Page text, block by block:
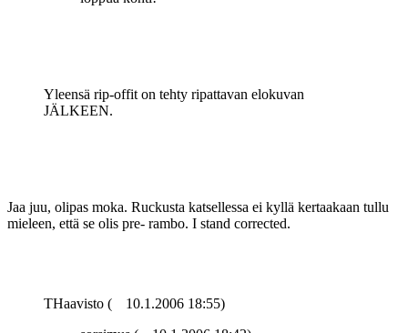
Yleensä rip-offit on tehty ripattavan elokuvan
JÄLKEEN.
Jaa juu, olipas moka. Ruckusta katsellessa ei kyllä kertaakaan tullu
mieleen, että se olis pre- rambo. I stand corrected.
THaavisto (
10.1.2006 18:55)